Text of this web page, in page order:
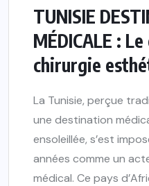
TUNISIE
MÉDICALE :
chirurgie
La Tunisie, perçue
une destination
ensoleillée, s’est
années comme un
médical. Ce pays